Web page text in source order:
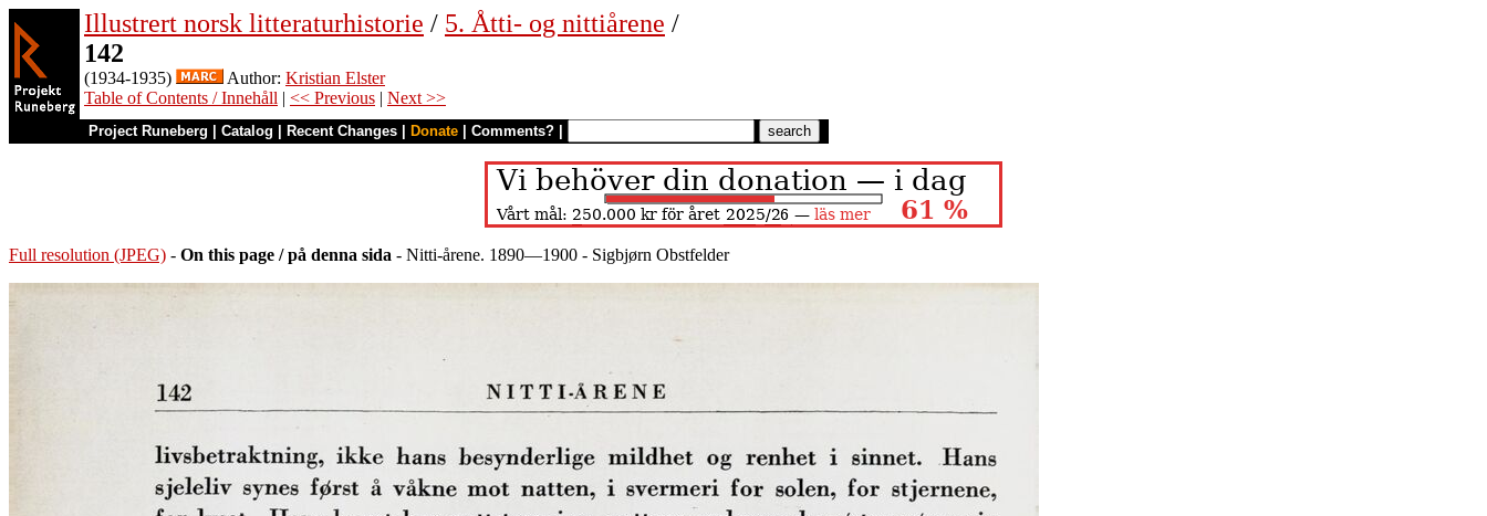
Illustrert norsk litteraturhistorie / 5. Åtti- og nittiårene /
142
(1934-1935) Author: Kristian Elster
Table of Contents / Innehåll | << Previous | Next >>
Project Runeberg Catalog Recent Changes Donate Comments?
Full resolution (JPEG) - On this page / på denna sida - Nitti-årene. 1890—1900 - Sigbjørn Obstfelder